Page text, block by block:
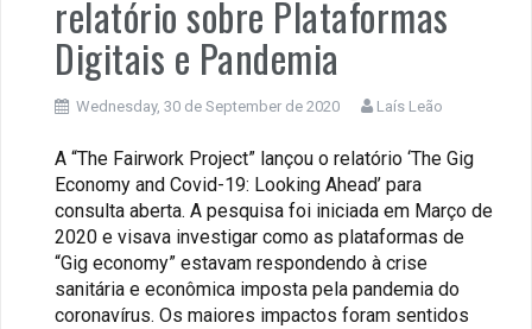
relatório sobre Plataformas
Digitais e Pandemia
Wednesday, 30 de September de 2020 Laís Leão
A “The Fairwork Project” lançou o relatório ‘The Gig
Economy and Covid-19: Looking Ahead’ para
consulta aberta. A pesquisa foi iniciada em Março de
2020 e visava investigar como as plataformas de
“Gig economy” estavam respondendo à crise
sanitária e econômica imposta pela pandemia do
coronavírus. Os maiores impactos foram sentidos